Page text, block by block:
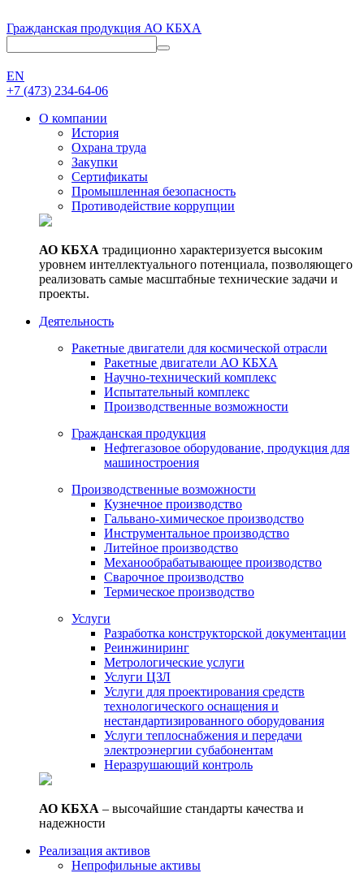
Гражданская продукция АО КБХА
EN
+7 (473) 234-64-06
О компании
История
Охрана труда
Закупки
Сертификаты
Промышленная безопасность
Противодействие коррупции
АО КБХА традиционно характеризуется высоким
уровнем интеллектуального потенциала, позволяющего
реализовать самые масштабные технические задачи и
проекты.
Деятельность
Ракетные двигатели для космической отрасли
Ракетные двигатели АО КБХА
Научно-технический комплекс
Испытательный комплекс
Производственные возможности
Гражданская продукция
Нефтегазовое оборудование, продукция для
машиностроения
Производственные возможности
Кузнечное производство
Гальвано-химическое производство
Инструментальное производство
Литейное производство
Механообрабатывающее производство
Сварочное производство
Термическое производство
Услуги
Разработка конструкторской документации
Реинжиниринг
Метрологические услуги
Услуги ЦЗЛ
Услуги для проектирования средств
технологического оснащения и
нестандартизированного оборудования
Услуги теплоснабжения и передачи
электроэнергии субабонентам
Неразрушающий контроль
АО КБХА – высочайшие стандарты качества и
надежности
Реализация активов
Непрофильные активы